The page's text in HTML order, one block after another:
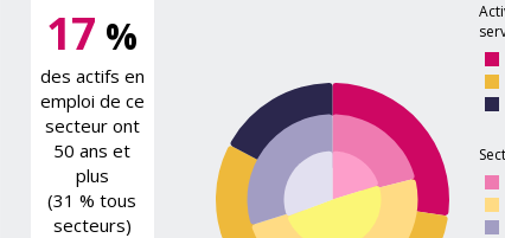
17 %
des actifs en
emploi de ce
secteur ont
50 ans et
plus
(31 % tous
secteurs)